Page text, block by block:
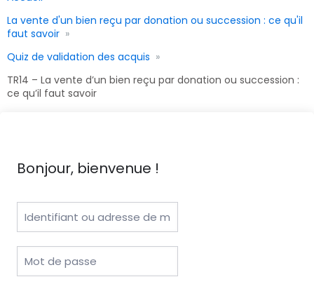
La vente d'un bien reçu par donation ou succession : ce qu'il
faut savoir
Quiz de validation des acquis
TR14 – La vente d’un bien reçu par donation ou succession :
ce qu’il faut savoir
Bonjour, bienvenue !